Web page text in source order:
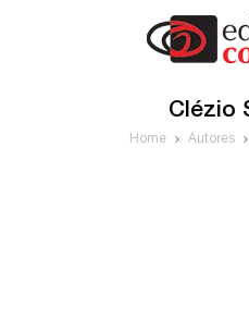
Clézio
Home Autores